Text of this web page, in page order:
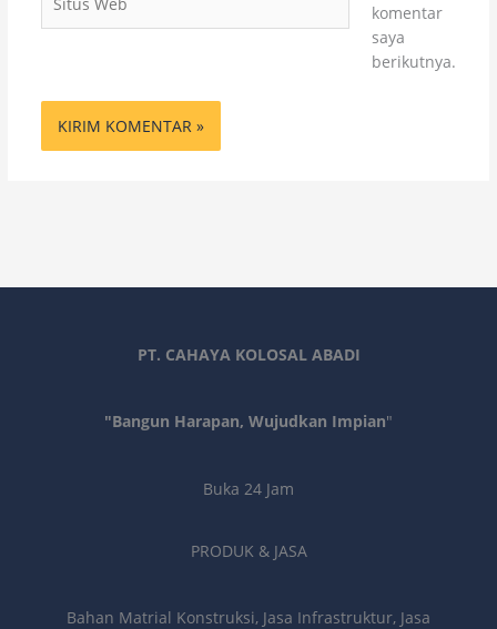
Web
komentar
saya
berikutnya.
PT. CAHAYA KOLOSAL ABADI
"Bangun Harapan, Wujudkan Impian"
Buka 24 Jam
PRODUK & JASA
Bahan Matrial Konstruksi, Jasa Infrastruktur, Jasa